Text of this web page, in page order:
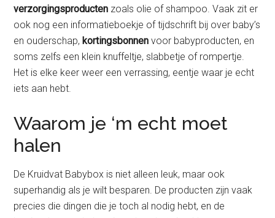
verzorgingsproducten zoals olie of shampoo. Vaak zit er
ook nog een informatieboekje of tijdschrift bij over baby’s
en ouderschap, kortingsbonnenvoor babyproducten, en
soms zelfs een klein knuffeltje, slabbetje of rompertje.
Het is elke keer weer een verrassing, eentje waar je echt
iets aan hebt.
Waarom je ‘m echt moet
halen
De Kruidvat Babybox is niet alleen leuk, maar ook
superhandig als je wilt besparen. De producten zijn vaak
precies die dingen die je toch al nodig hebt, en de